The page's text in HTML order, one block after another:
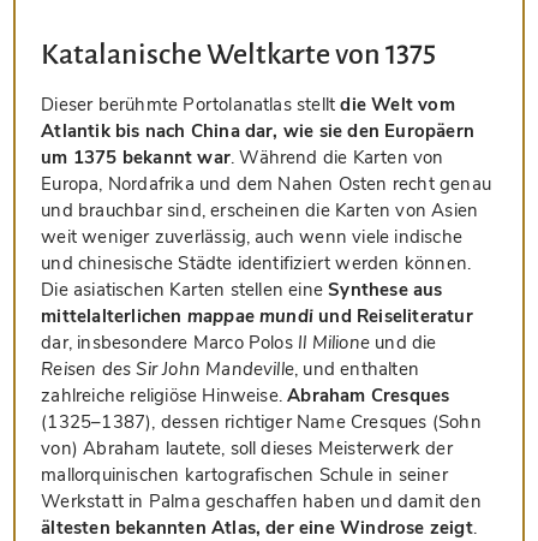
Katalanische Weltkarte von 1375
Dieser berühmte Portolanatlas stelltdie Welt vom
Atlantik bis nach China dar, wie sie den Europäern
um 1375 bekannt war. Während die Karten von
Europa, Nordafrika und dem Nahen Osten recht genau
und brauchbar sind, erscheinen die Karten von Asien
weit weniger zuverlässig, auch wenn viele indische
und chinesische Städte identifiziert werden können.
Die asiatischen Karten stellen eineSynthese aus
mittelalterlichen mappae mundi und Reiseliteratur
dar, insbesondere Marco Polos Il Milione und die
Reisen des Sir John Mandeville, und enthalten
zahlreiche religiöse Hinweise.Abraham Cresques
(1325–1387), dessen richtiger Name Cresques (Sohn
von) Abraham lautete, soll dieses Meisterwerk der
mallorquinischen kartografischen Schule in seiner
Werkstatt in Palma geschaffen haben und damit den
ältesten bekannten Atlas, der eine Windrose zeigt.